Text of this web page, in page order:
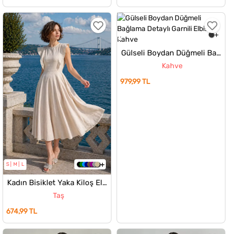
S M L
Kadın Bisiklet Yaka Kiloş Elbise
Taş
674,99 TL
Gülseli Boydan Düğmeli Bağlama Detaylı Garnili Elbisee
Kahve
979,99 TL